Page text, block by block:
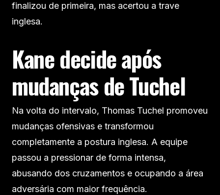
finalizou de primeira, mas acertou a trave
inglesa.
Kane decide após
mudanças de Tuchel
Na volta do intervalo, Thomas Tuchel promoveu
mudanças ofensivas e transformou
completamente a postura inglesa. A equipe
passou a pressionar de forma intensa,
abusando dos cruzamentos e ocupando a área
adversária com maior frequência.